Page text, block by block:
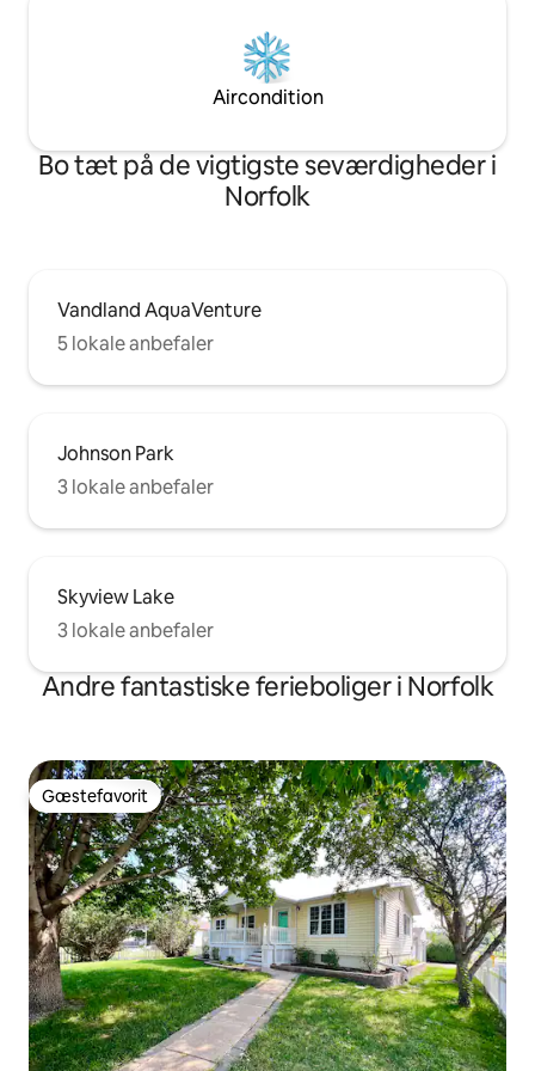
Aircondition
Bo tæt på de vigtigste seværdigheder i
Norfolk
Vandland AquaVenture
5 lokale anbefaler
Johnson Park
3 lokale anbefaler
Skyview Lake
3 lokale anbefaler
Andre fantastiske ferieboliger i Norfolk
Gæstefavorit
Gæstefavorit